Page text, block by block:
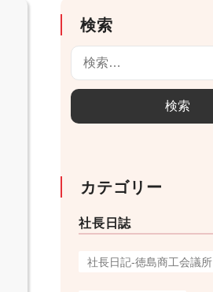
検索
カテゴリー
社長日誌
社長日記-徳島商工会議所